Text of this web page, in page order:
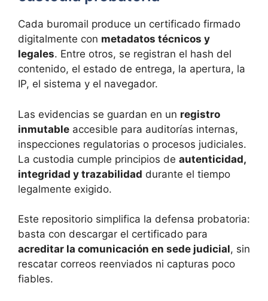
Cada buromail produce un certificado firmado
digitalmente con metadatos técnicos y
legales. Entre otros, se registran el hash del
contenido, el estado de entrega, la apertura, la
IP, el sistema y el navegador.
Las evidencias se guardan en un registro
inmutable accesible para auditorías internas,
inspecciones regulatorias o procesos judiciales.
La custodia cumple principios de autenticidad,
integridad y trazabilidad durante el tiempo
legalmente exigido.
Este repositorio simplifica la defensa probatoria:
basta con descargar el certificado para
acreditar la comunicación en sede judicial, sin
rescatar correos reenviados ni capturas poco
fiables.